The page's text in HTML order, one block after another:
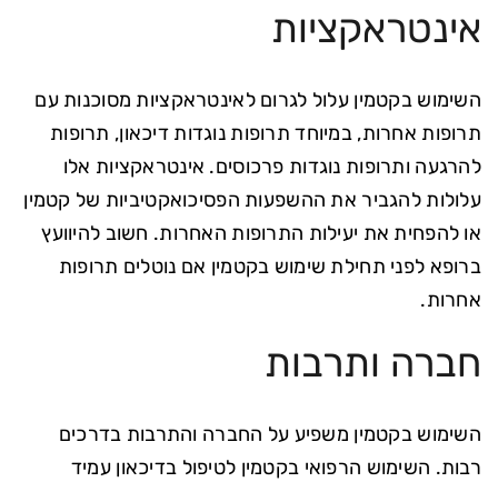
אינטראקציות
השימוש בקטמין עלול לגרום לאינטראקציות מסוכנות עם
תרופות אחרות, במיוחד תרופות נוגדות דיכאון, תרופות
להרגעה ותרופות נוגדות פרכוסים. אינטראקציות אלו
עלולות להגביר את ההשפעות הפסיכואקטיביות של קטמין
או להפחית את יעילות התרופות האחרות. חשוב להיוועץ
ברופא לפני תחילת שימוש בקטמין אם נוטלים תרופות
אחרות.
חברה ותרבות
השימוש בקטמין משפיע על החברה והתרבות בדרכים
רבות. השימוש הרפואי בקטמין לטיפול בדיכאון עמיד